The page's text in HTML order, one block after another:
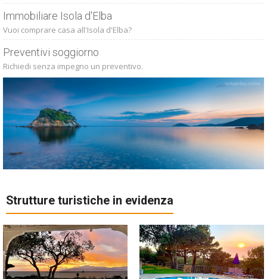
Immobiliare Isola d'Elba
Vuoi comprare casa all'Isola d'Elba?
Preventivi soggiorno
Richiedi senza impegno un preventivo.
Strutture turistiche in evidenza